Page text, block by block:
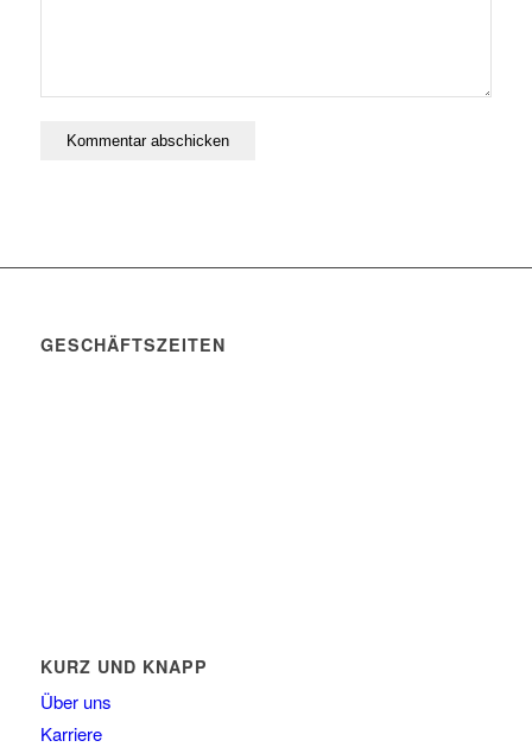
GESCHÄFTSZEITEN
KURZ UND KNAPP
Über uns
Karriere